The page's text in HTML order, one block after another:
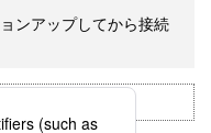
ンアップしてから接続